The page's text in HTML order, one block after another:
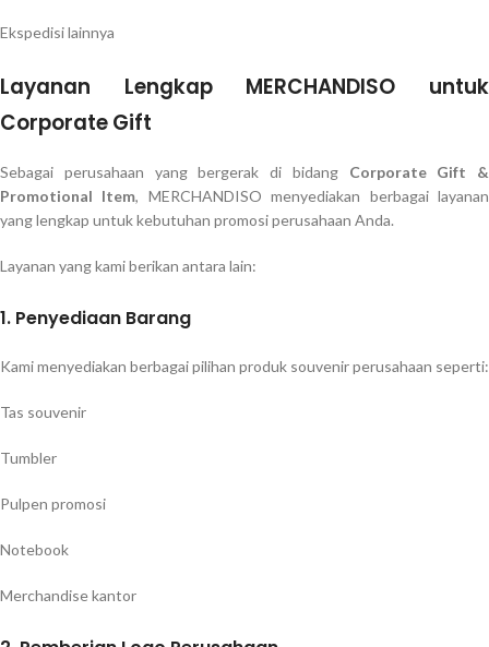
Ekspedisi lainnya
Layanan Lengkap MERCHANDISO untuk
Corporate Gift
Sebagai perusahaan yang bergerak di bidang Corporate Gift &
Promotional Item, MERCHANDISO menyediakan berbagai layanan
yang lengkap untuk kebutuhan promosi perusahaan Anda.
Layanan yang kami berikan antara lain:
1. Penyediaan Barang
Kami menyediakan berbagai pilihan produk souvenir perusahaan seperti:
Tas souvenir
Tumbler
Pulpen promosi
Notebook
Merchandise kantor